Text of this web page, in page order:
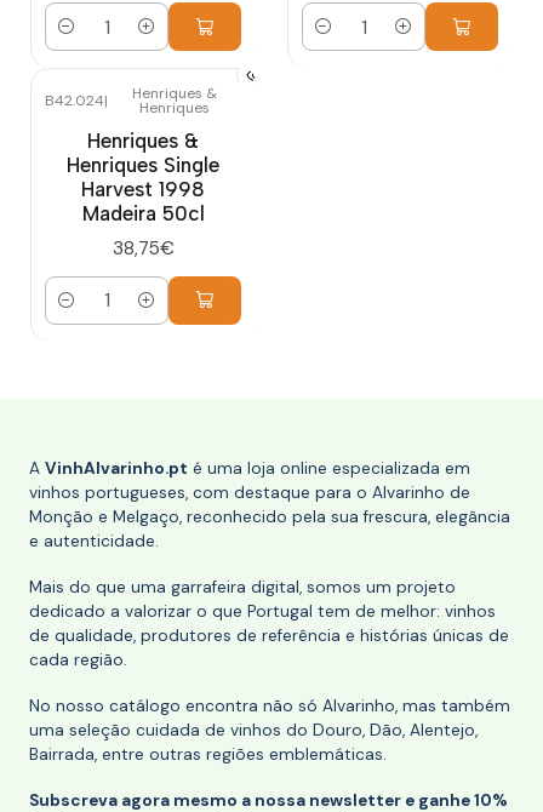
Quantidade Quantidade
B42.024| Henriques &
Henriques
Henriques &
Henriques Single
Harvest 1998
Madeira 50cl
38,75€
Quantidade
A VinhAlvarinho.pt é uma loja online especializada em
vinhos portugueses, com destaque para o Alvarinho de
Monção e Melgaço, reconhecido pela sua frescura, elegância
e autenticidade.
Mais do que uma garrafeira digital, somos um projeto
dedicado a valorizar o que Portugal tem de melhor: vinhos
de qualidade, produtores de referência e histórias únicas de
cada região.
No nosso catálogo encontra não só Alvarinho, mas também
uma seleção cuidada de vinhos do Douro, Dão, Alentejo,
Bairrada, entre outras regiões emblemáticas.
Subscreva agora mesmo a nossa newsletter e ganhe 10%